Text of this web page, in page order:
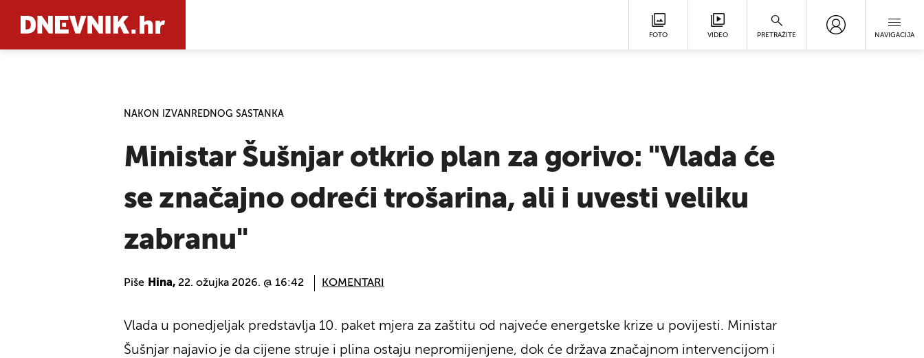
FOTO VIDEO PRETRAŽITE NAVIGACIJA
NAKON IZVANREDNOG SASTANKA
Ministar Šušnjar otkrio plan za gorivo: "Vlada će
se značajno odreći trošarina, ali i uvesti veliku
zabranu"
Piše Hina, 22. ožujka 2026. @ 16:42 KOMENTARI
Vlada u ponedjeljak predstavlja 10. paket mjera za zaštitu od najveće energetske krize u povijesti. Ministar
Šušnjar najavio je da cijene struje i plina ostaju nepromijenjene, dok će država značajnom intervencijom i